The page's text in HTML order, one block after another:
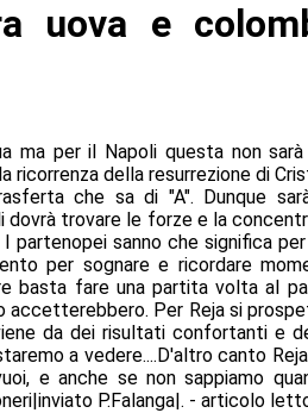
uova e
ma per il Napoli questa non
ricorrenza della resurrezione di
che sa di "A". Dunque
dovrà trovare le forze e la
partenopei sanno che significa
per sognare e ricordare
basta fare una partita volta al
accetterebbero. Per Reja si
da dei risultati confortanti e
a vedere....D'altro canto
e anche se non sappiamo
P.Falanga|. - articolo